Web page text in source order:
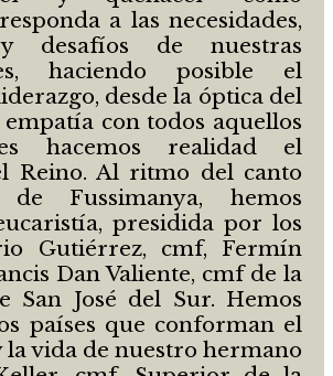
a las necesidades,
desafíos de nuestras
haciendo posible el
desde la óptica del
con todos aquellos
hacemos realidad el
Reino. Al ritmo del canto
Fussimanya, hemos
presidida por los
Gutiérrez, cmf, Fermín
Dan Valiente, cmf de la
San José del Sur. Hemos
países que conforman el
la vida de nuestro hermano